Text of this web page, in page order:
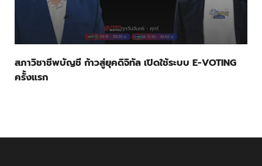
สภาวิชาชีพบัญชี ก้าวสู่ยุคดิจิทัล เปิดใช้ระบบ E-VOTING
ครั้งแรก